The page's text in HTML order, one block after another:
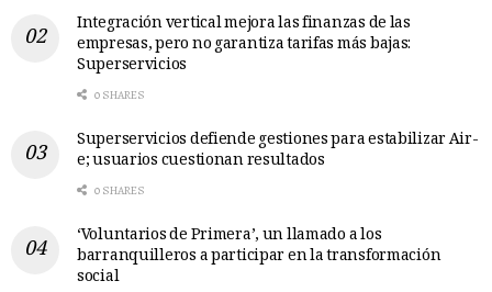
Integración vertical mejora las finanzas de las
empresas, pero no garantiza tarifas más bajas:
Superservicios
0 SHARES
Superservicios defiende gestiones para estabilizar Air-
e; usuarios cuestionan resultados
0 SHARES
‘Voluntarios de Primera’, un llamado a los
barranquilleros a participar en la transformación
social